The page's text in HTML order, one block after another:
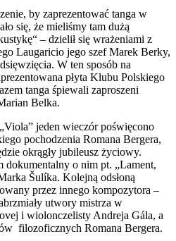
by zaprezentować tanga w
się, że mieliśmy tam dużą
– dzielił się wrażeniami z
Laugaricio jego szef Marek Berky,
W ten sposób na
płyta Klubu Polskiego
tanga śpiewali zaproszeni
Belka.
jeden wieczór poświęcono
pochodzenia Romana Bergera,
okrągły jubileusz życiowy.
o nim pt. „Lament,
Šulíka. Kolejną odsłoną
przez innego kompozytora –
utwory mistrza w
i wiolonczelisty Andreja Gála, a
filozoficznych Romana Bergera.